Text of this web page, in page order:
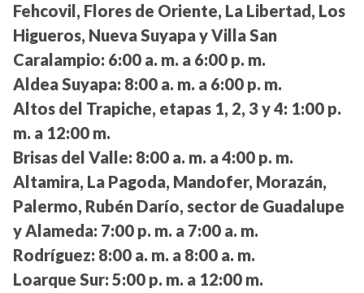
Fehcovil, Flores de Oriente, La Libertad, Los
Higueros, Nueva Suyapa y Villa San
Caralampio: 6:00 a. m. a 6:00 p. m.
Aldea Suyapa: 8:00 a. m. a 6:00 p. m.
Altos del Trapiche, etapas 1, 2, 3 y 4: 1:00 p.
m. a 12:00 m.
Brisas del Valle: 8:00 a. m. a 4:00 p. m.
Altamira, La Pagoda, Mandofer, Morazán,
Palermo, Rubén Darío, sector de Guadalupe
y Alameda: 7:00 p. m. a 7:00 a. m.
Rodríguez: 8:00 a. m. a 8:00 a. m.
Loarque Sur: 5:00 p. m. a 12:00 m.